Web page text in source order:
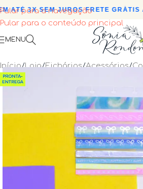
Pular para a navegação
Pular para o conteúdo principal
ATÉ 3X SEM JUROS•FRETE GRÁTIS
MENU
Início/Loja/Fichários/Acessórios/